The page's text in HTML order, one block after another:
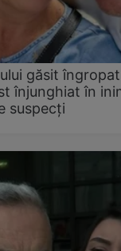
găsit
înjunghiat în
suspecți